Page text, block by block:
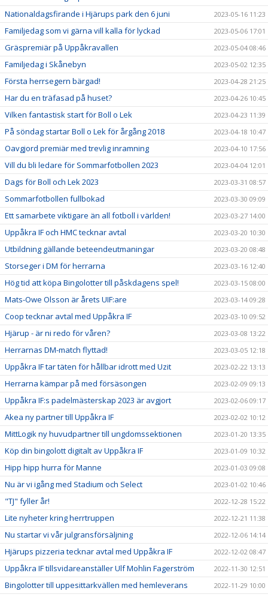
Nationaldagsfirande i Hjärups park den 6 juni 2023-05-16 11:23
Familjedag som vi gärna vill kalla för lyckad 2023-05-06 17:01
Gräspremiär på Uppåkravallen 2023-05-04 08:46
Familjedag i Skånebyn 2023-05-02 12:35
Första herrsegern bärgad! 2023-04-28 21:25
Har du en träfasad på huset? 2023-04-26 10:45
Vilken fantastisk start för Boll o Lek 2023-04-23 11:39
På söndag startar Boll o Lek för årgång 2018 2023-04-18 10:47
Oavgjord premiär med trevlig inramning 2023-04-10 17:56
Vill du bli ledare för Sommarfotbollen 2023 2023-04-04 12:01
Dags för Boll och Lek 2023 2023-03-31 08:57
Sommarfotbollen fullbokad 2023-03-30 09:09
Ett samarbete viktigare än all fotboll i världen! 2023-03-27 14:00
Uppåkra IF och HMC tecknar avtal 2023-03-20 10:30
Utbildning gällande beteendeutmaningar 2023-03-20 08:48
Storseger i DM för herrarna 2023-03-16 12:40
Hög tid att köpa Bingolotter till påskdagens spel! 2023-03-15 08:00
Mats-Owe Olsson är årets UIF:are 2023-03-14 09:28
Coop tecknar avtal med Uppåkra IF 2023-03-10 09:52
Hjärup - är ni redo för våren? 2023-03-08 13:22
Herrarnas DM-match flyttad! 2023-03-05 12:18
Uppåkra IF tar täten för hållbar idrott med Uzit 2023-02-22 13:13
Herrarna kämpar på med försäsongen 2023-02-09 09:13
Uppåkra IF:s padelmästerskap 2023 är avgjort 2023-02-06 09:17
Akea ny partner till Uppåkra IF 2023-02-02 10:12
MittLogik ny huvudpartner till ungdomssektionen 2023-01-20 13:35
Köp din bingolott digitalt av Uppåkra IF 2023-01-09 10:32
Hipp hipp hurra för Manne 2023-01-03 09:08
Nu är vi igång med Stadium och Select 2023-01-02 10:46
"TJ" fyller år! 2022-12-28 15:22
Lite nyheter kring herrtruppen 2022-12-21 11:38
Nu startar vi vår julgransförsäljning 2022-12-06 14:14
Hjärups pizzeria tecknar avtal med Uppåkra IF 2022-12-02 08:47
Uppåkra IF tillsvidareanställer Ulf Mohlin Fagerström 2022-11-30 12:51
Bingolotter till uppesittarkvällen med hemleverans 2022-11-29 10:00